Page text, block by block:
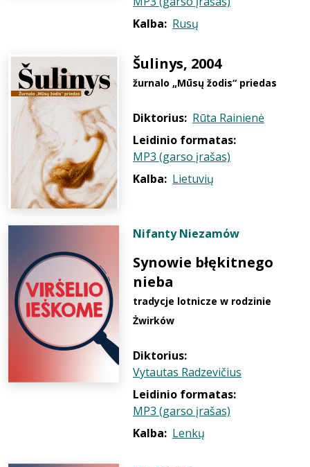
Kalba: Rusų
Šulinys, 2004
žurnalo „Mūsų žodis“ priedas
Diktorius: Rūta Rainienė
Leidinio formatas:
MP3 (garso įrašas)
Kalba: Lietuvių
Nifanty Niezamόw
Synowie błękitnego
nieba
tradycje lotnicze w rodzinie
Żwirków
Diktorius:
Vytautas Radzevičius
Leidinio formatas:
MP3 (garso įrašas)
Kalba: Lenkų